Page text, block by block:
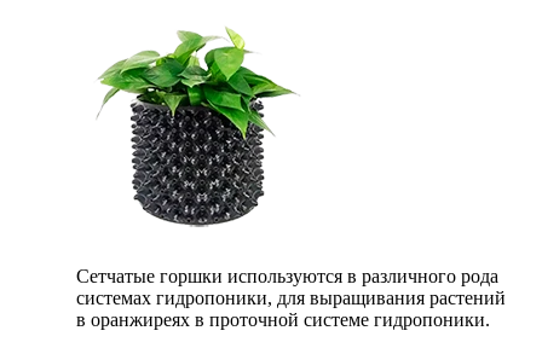
Сетчатые горшки используются в различного рода
системах гидропоники, для выращивания растений
в оранжиреях в проточной системе гидропоники.